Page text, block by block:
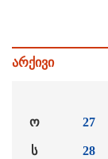
არქივი
ო
ს
27
28